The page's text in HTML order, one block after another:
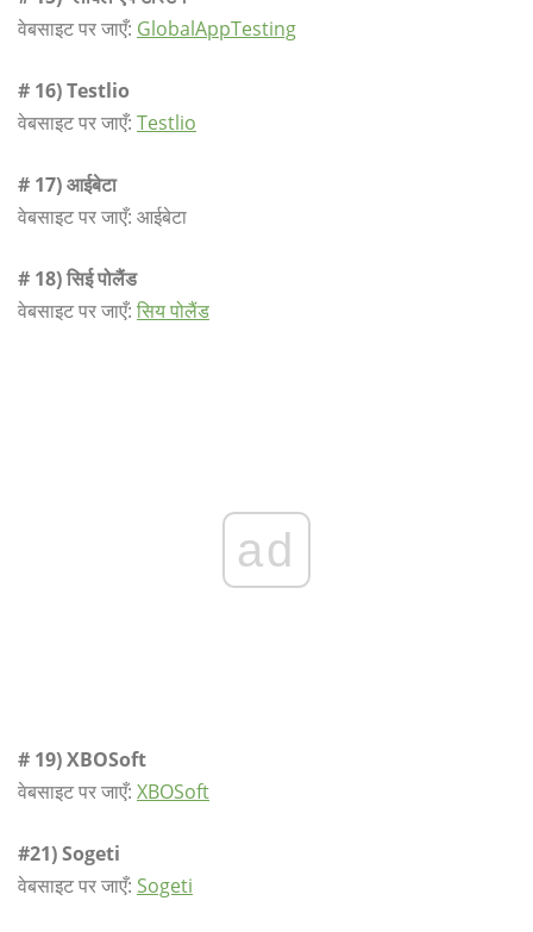
वेबसाइट पर जाएँ: GlobalAppTesting
# 16) Testlio
वेबसाइट पर जाएँ: Testlio
# 17) आईबेटा
वेबसाइट पर जाएँ: आईबेटा
# 18) सिई पोलैंड
वेबसाइट पर जाएँ: सिय पोलैंड
ad
# 19) XBOSoft
वेबसाइट पर जाएँ: XBOSoft
#21) Sogeti
वेबसाइट पर जाएँ: Sogeti